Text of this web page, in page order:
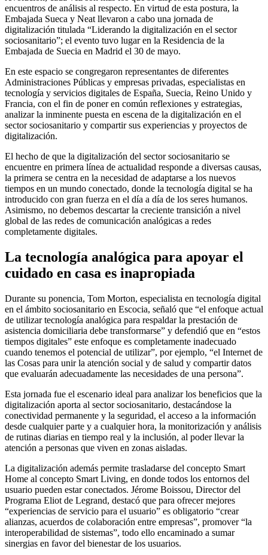
encuentros de análisis al respecto. En virtud de esta postura, la
Embajada Sueca y Neat llevaron a cabo una jornada de
digitalización titulada “Liderando la digitalización en el sector
sociosanitario”; el evento tuvo lugar en la Residencia de la
Embajada de Suecia en Madrid el 30 de mayo.
En este espacio se congregaron representantes de diferentes
Administraciones Públicas y empresas privadas, especialistas en
tecnología y servicios digitales de España, Suecia, Reino Unido y
Francia, con el fin de poner en común reflexiones y estrategias,
analizar la inminente puesta en escena de la digitalización en el
sector sociosanitario y compartir sus experiencias y proyectos de
digitalización.
El hecho de que la digitalización del sector sociosanitario se
encuentre en primera línea de actualidad responde a diversas causas,
la primera se centra en la necesidad de adaptarse a los nuevos
tiempos en un mundo conectado, donde la tecnología digital se ha
introducido con gran fuerza en el día a día de los seres humanos.
Asimismo, no debemos descartar la creciente transición a nivel
global de las redes de comunicación analógicas a redes
completamente digitales.
La tecnología analógica para apoyar el
cuidado en casa es inapropiada
Durante su ponencia, Tom Morton, especialista en tecnología digital
en el ámbito sociosanitario en Escocia, señaló que “el enfoque actual
de utilizar tecnología analógica para respaldar la prestación de
asistencia domiciliaria debe transformarse” y defendió que en “estos
tiempos digitales” este enfoque es completamente inadecuado
cuando tenemos el potencial de utilizar”, por ejemplo, “el Internet de
las Cosas para unir la atención social y de salud y compartir datos
que evaluarán adecuadamente las necesidades de una persona”.
Esta jornada fue el escenario ideal para analizar los beneficios que la
digitalización aporta al sector sociosanitario, destacándose la
conectividad permanente y la seguridad, el acceso a la información
desde cualquier parte y a cualquier hora, la monitorización y análisis
de rutinas diarias en tiempo real y la inclusión, al poder llevar la
atención a personas que viven en zonas aisladas.
La digitalización además permite trasladarse del concepto Smart
Home al concepto Smart Living, en donde todos los entornos del
usuario pueden estar conectados. Jérome Boissou, Director del
Programa Eliot de Legrand, destacó que para ofrecer mejores
“experiencias de servicio para el usuario” es obligatorio “crear
alianzas, acuerdos de colaboración entre empresas”, promover “la
interoperabilidad de sistemas”, todo ello encaminado a sumar
sinergias en favor del bienestar de los usuarios.